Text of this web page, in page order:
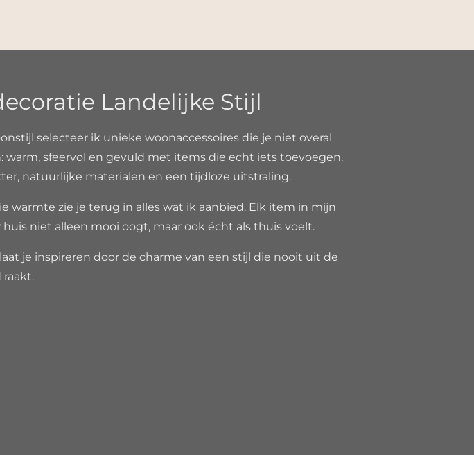
Landelijke Stijl
selecteer ik unieke woonaccessoires die je niet overal
sfeervol en gevuld met items die echt iets toevoegen.
natuurlijke materialen en een tijdloze uitstraling.
warmte zie je terug in alles wat ik aanbied. Elk item in mijn
niet alleen mooi oogt, maar ook écht als thuis voelt.
je inspireren door de charme van een stijl die nooit uit de
raakt.